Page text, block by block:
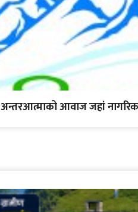
अन्तरआत्माको आवाज जहां